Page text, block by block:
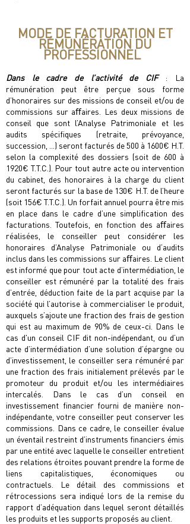
MODE DE FACTURATION ET
RÉMUNÉRATION DU
PROFESSIONNEL
Dans le cadre de l’activité de CIF : La
rémunération peut être perçue sous forme
d’honoraires sur des missions de conseil et/ou de
commissions sur aﬀaires. Les deux missions de
conseil que sont l’Analyse Patrimoniale et les
audits spéciﬁques (retraite, prévoyance,
succession, ...) seront facturés de 500 à 1600€ H.T.
selon la complexité des dossiers (soit de 600 à
1920€ T.T.C.). Pour tout autre acte ou intervention
du cabinet, des honoraires à la charge du client
seront facturés sur la base de 130€ H.T. de l’heure
(soit 156€ T.T.C.). Un forfait annuel pourra être mis
en place dans le cadre d’une simpliﬁcation des
facturations. Toutefois, en fonction des aﬀaires
réalisées, le conseiller peut considérer les
honoraires d’Analyse Patrimoniale ou d’audits
inclus dans les commissions sur aﬀaires. Le client
est informé que pour tout acte d’intermédiation, le
conseiller est rémunéré par la totalité des frais
d’entrée, déduction faite de la part acquise par la
société qui l’autorise à commercialiser le produit,
auxquels s’ajoute une fraction des frais de gestion
qui est au maximum de 90% de ceux-ci. Dans le
cas d'un conseil CIF dit non-indépendant, ou d’un
acte d’intermédiation d’une solution d’épargne ou
d’investissement, le conseiller sera rémunéré par
une fraction des frais initialement prélevés par le
promoteur du produit et/ou les intermédiaires
intercalés. Dans le cas d’un conseil en
investissement ﬁnancier fourni de manière non-
indépendante, votre conseiller peut conserver les
commissions. Dans ce cadre, le conseiller évalue
un éventail restreint d’instruments ﬁnanciers émis
par une entité avec laquelle le conseiller entretient
des relations étroites pouvant prendre la forme de
liens capitalistiques, économiques ou
contractuels. Le détail des commissions et
rétrocessions sera indiqué lors de la remise du
rapport d’adéquation dans lequel seront détaillés
les produits et les supports proposés au client.